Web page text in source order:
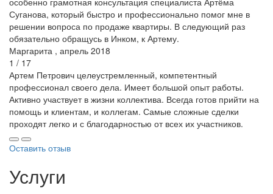
Суганова, который быстро и профессионально помог мне в
решении вопроса по продаже квартиры. В следующий раз
обязательно обращусь в Инком, к Артему.
Маргарита , апрель 2018
1 / 17
Артем Петрович целеустремленный, компетентный
профессионал своего дела. Имеет большой опыт работы.
Активно участвует в жизни коллектива. Всегда готов прийти на
помощь и клиентам, и коллегам. Самые сложные сделки
проходят легко и с благодарностью от всех их участников.
Оставить отзыв
Услуги